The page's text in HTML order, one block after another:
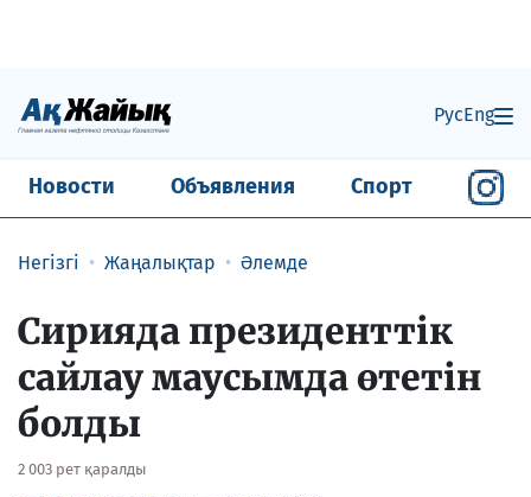
РусEng
Новости Объявления Спорт
Негізгі Жаңалықтар Әлемде
Сирияда президенттік
сайлау маусымда өтетін
болды
2 003 рет қаралды